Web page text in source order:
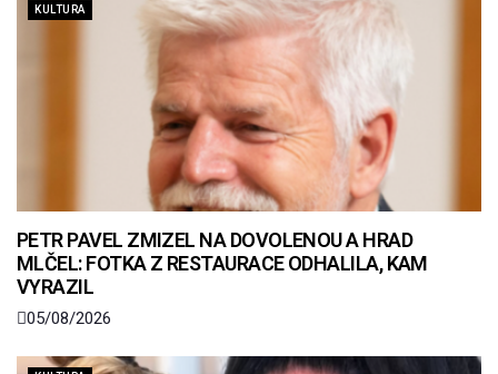
KULTURA
PETR PAVEL ZMIZEL NA DOVOLENOU A HRAD
MLČEL: FOTKA Z RESTAURACE ODHALILA, KAM
VYRAZIL
05/08/2026